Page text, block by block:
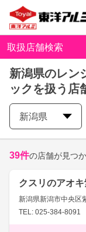
取扱店舗検索
新潟県のレン
ックを扱う店
新潟県
39件の店舗が見つ
クスリのアオ
新潟県新潟市中央区
TEL: 025-384-8091